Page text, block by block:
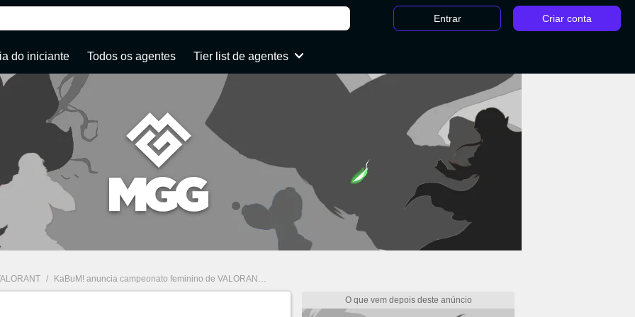
Entrar Criar conta
do iniciante Todos os agentes Tier list de agentes
/ KaBuM! anuncia campeonato feminino de VALORANT e campanha "Play das Minas" para o Dia das Mulheres